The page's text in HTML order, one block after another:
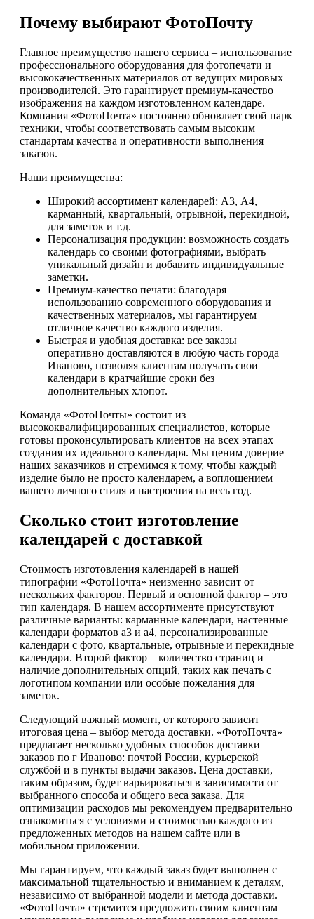
Почему выбирают ФотоПочту
Главное преимущество нашего сервиса – использование
профессионального оборудования для фотопечати и
высококачественных материалов от ведущих мировых
производителей. Это гарантирует премиум-качество
изображения на каждом изготовленном календаре.
Компания «ФотоПочта» постоянно обновляет свой парк
техники, чтобы соответствовать самым высоким
стандартам качества и оперативности выполнения
заказов.
Наши преимущества:
Широкий ассортимент календарей: А3, А4,
карманный, квартальный, отрывной, перекидной,
для заметок и т.д.
Персонализация продукции: возможность создать
календарь со своими фотографиями, выбрать
уникальный дизайн и добавить индивидуальные
заметки.
Премиум-качество печати: благодаря
использованию современного оборудования и
качественных материалов, мы гарантируем
отличное качество каждого изделия.
Быстрая и удобная доставка: все заказы
оперативно доставляются в любую часть города
Иваново, позволяя клиентам получать свои
календари в кратчайшие сроки без
дополнительных хлопот.
Команда «ФотоПочты» состоит из
высококвалифицированных специалистов, которые
готовы проконсультировать клиентов на всех этапах
создания их идеального календаря. Мы ценим доверие
наших заказчиков и стремимся к тому, чтобы каждый
изделие было не просто календарем, а воплощением
вашего личного стиля и настроения на весь год.
Сколько стоит изготовление
календарей с доставкой
Стоимость изготовления календарей в нашей
типографии «ФотоПочта» неизменно зависит от
нескольких факторов. Первый и основной фактор – это
тип календаря. В нашем ассортименте присутствуют
различные варианты: карманные календари, настенные
календари форматов а3 и а4, персонализированные
календари с фото, квартальные, отрывные и перекидные
календари. Второй фактор – количество страниц и
наличие дополнительных опций, таких как печать с
логотипом компании или особые пожелания для
заметок.
Следующий важный момент, от которого зависит
итоговая цена – выбор метода доставки. «ФотоПочта»
предлагает несколько удобных способов доставки
заказов по г Иваново: почтой России, курьерской
службой и в пункты выдачи заказов. Цена доставки,
таким образом, будет варьироваться в зависимости от
выбранного способа и общего веса заказа. Для
оптимизации расходов мы рекомендуем предварительно
ознакомиться с условиями и стоимостью каждого из
предложенных методов на нашем сайте или в
мобильном приложении.
Мы гарантируем, что каждый заказ будет выполнен с
максимальной тщательностью и вниманием к деталям,
независимо от выбранной модели и метода доставки.
«ФотоПочта» стремится предложить своим клиентам